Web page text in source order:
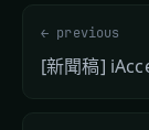
← previous
[新聞稿]